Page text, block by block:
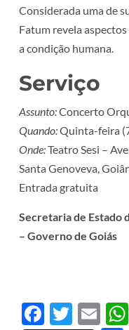
Considerada uma de
Fatum revela
a condição humana.
Serviço
Assunto:Concerto
Quando:Quinta-feira
Onde:Teatro Sesi –
Santa Genoveva,
Entrada gratuita
Secretaria de Estado
– Governo de Goiás